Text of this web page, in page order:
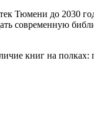
Тюмени до 2030
современную
книг на